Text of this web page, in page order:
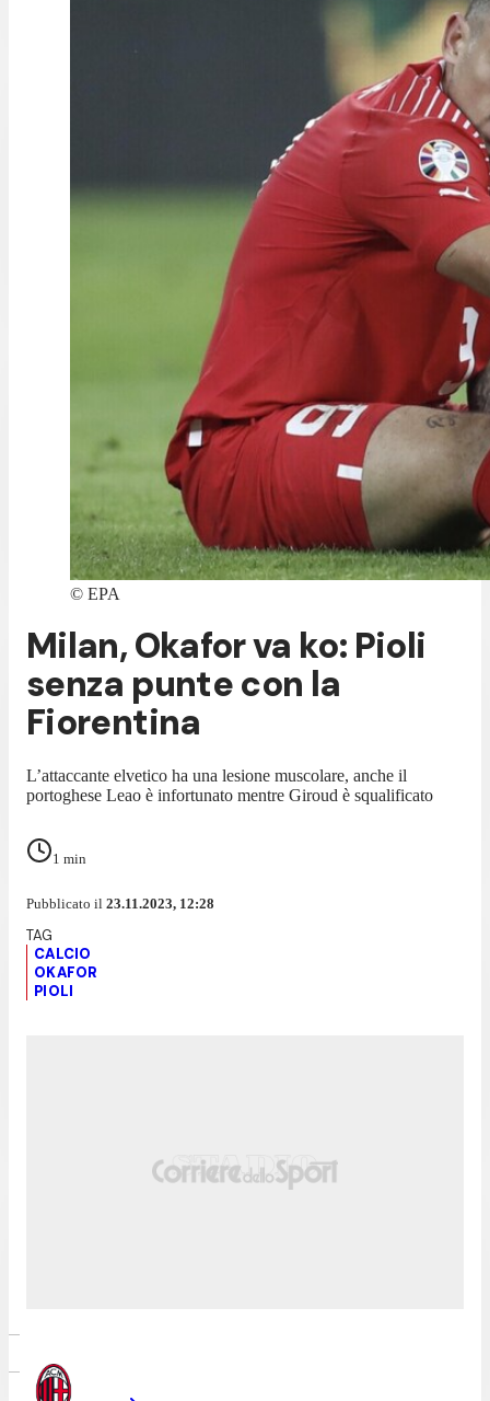
© EPA
Milan, Okafor va ko: Pioli
senza punte con la
Fiorentina
L’attaccante elvetico ha una lesione muscolare, anche il
portoghese Leao è infortunato mentre Giroud è squalificato
1 min
Pubblicato il 23.11.2023, 12:28
CALCIO
OKAFOR
PIOLI